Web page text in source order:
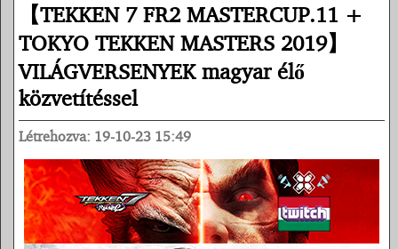
【TEKKEN 7 FR2 MASTERCUP.11 +
TOKYO TEKKEN MASTERS 2019】
VILÁGVERSENYEK magyar élő
közvetítéssel
Létrehozva: 19-10-23 15:49